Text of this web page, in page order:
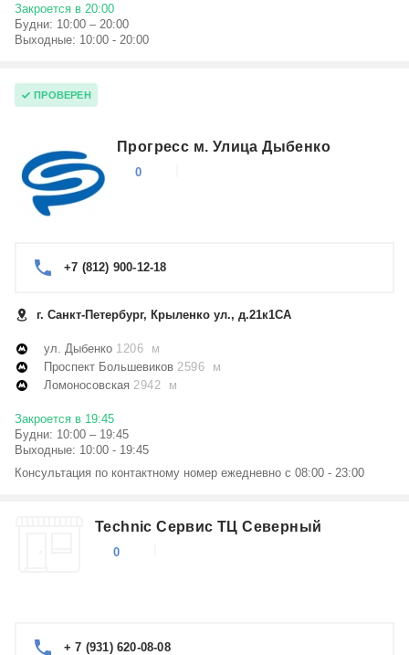
Закроется в 20:00
Будни: 10:00 – 20:00
Выходные: 10:00 - 20:00
ПРОВЕРЕН
Прогресс м. Улица Дыбенко
0
+7 (812) 900-12-18
г. Санкт-Петербург, Крыленко ул., д.21к1СА
ул. Дыбенко 1206 м
Проспект Большевиков 2596 м
Ломоносовская 2942 м
Закроется в 19:45
Будни: 10:00 – 19:45
Выходные: 10:00 - 19:45
Консультация по контактному номер ежедневно с 08:00 - 23:00
Technic Сервис ТЦ Северный
0
+ 7 (931) 620-08-08